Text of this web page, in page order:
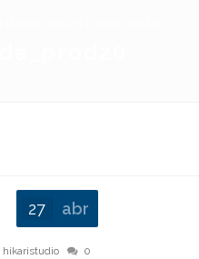
hikaristudio 0
27 abr